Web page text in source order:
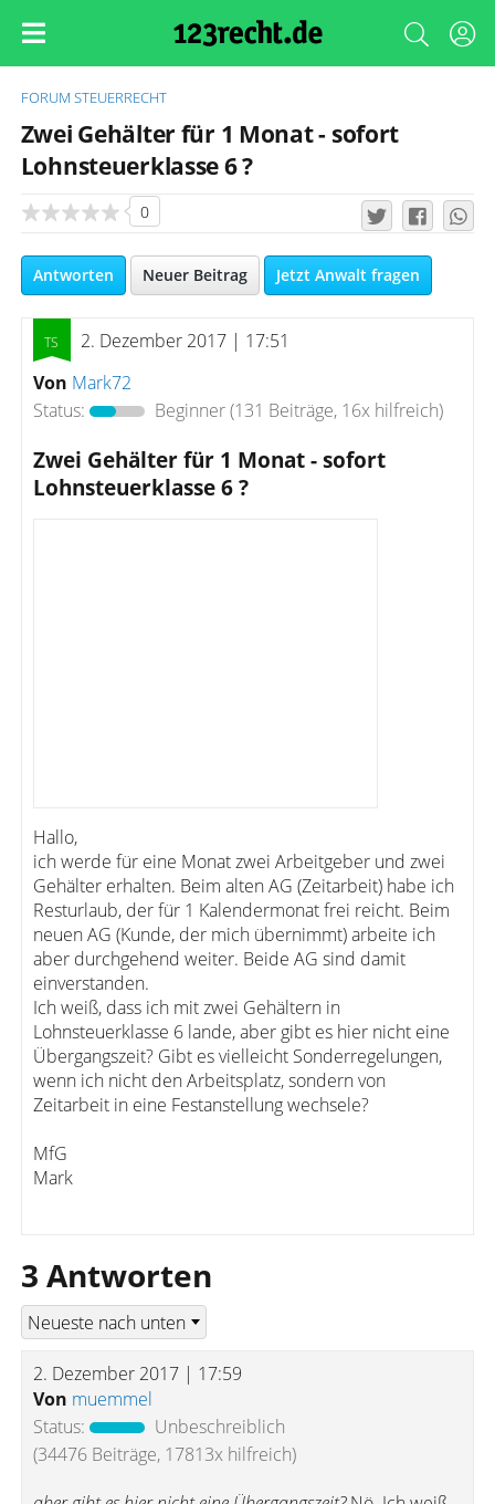
FORUM STEUERRECHT
Zwei Gehälter für 1 Monat - sofort
Lohnsteuerklasse 6 ?
0
Antworten Neuer Beitrag Jetzt Anwalt fragen
2. Dezember 2017 | 17:51
Von Mark72
Status:
Beginner(131 Beiträge, 16x hilfreich)
Zwei Gehälter für 1 Monat - sofort
Lohnsteuerklasse 6 ?
Hallo,
ich werde für eine Monat zwei Arbeitgeber und zwei
Gehälter erhalten. Beim alten AG (Zeitarbeit) habe ich
Resturlaub, der für 1 Kalendermonat frei reicht. Beim
neuen AG (Kunde, der mich übernimmt) arbeite ich
aber durchgehend weiter. Beide AG sind damit
einverstanden.
Ich weiß, dass ich mit zwei Gehältern in
Lohnsteuerklasse 6 lande, aber gibt es hier nicht eine
Übergangszeit? Gibt es vielleicht Sonderregelungen,
wenn ich nicht den Arbeitsplatz, sondern von
Zeitarbeit in eine Festanstellung wechsele?
MfG
Mark
3 Antworten
2. Dezember 2017 | 17:59
Von muemmel
Status:
Unbeschreiblich
(34476 Beiträge, 17813x hilfreich)